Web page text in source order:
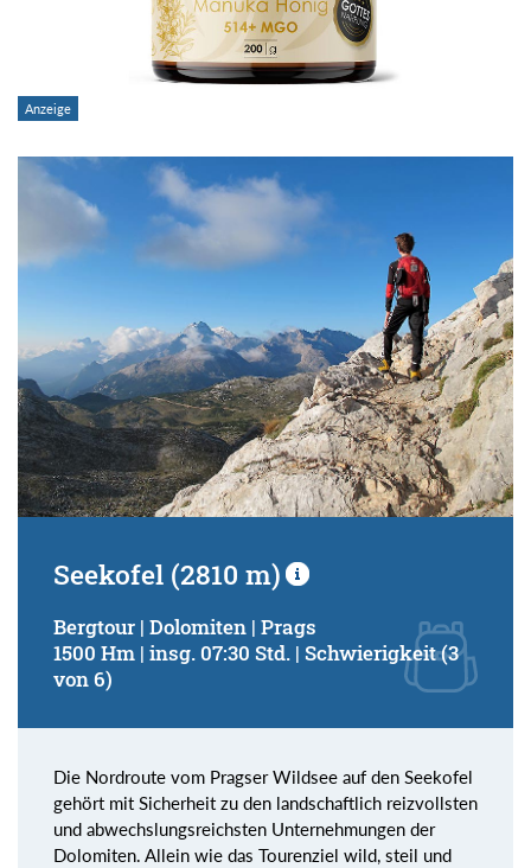
Seekofel (2810 m)
Bergtour | Dolomiten | Prags
1500 Hm | insg. 07:30 Std. | Schwierigkeit (3
von 6)
Die Nordroute vom Pragser Wildsee auf den Seekofel
gehört mit Sicherheit zu den landschaftlich reizvollsten
und abwechslungsreichsten Unternehmungen der
Dolomiten. Allein wie das Tourenziel wild, steil und